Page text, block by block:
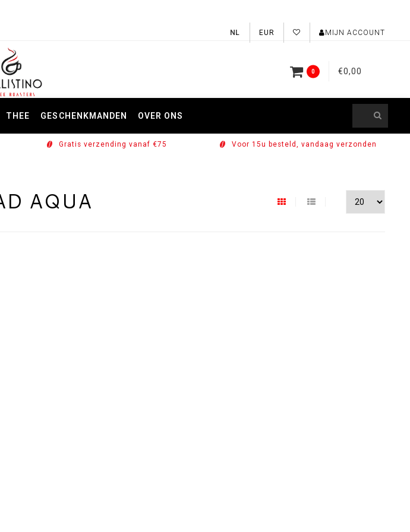
EUR MIJN ACCOUNT
0 €0,00
THEE GESCHENKMANDEN OVER ONS
Gratis verzending vanaf €75 Voor 15u besteld, vandaag verzonden
AQUA